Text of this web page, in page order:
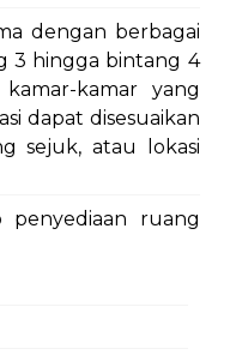
dengan berbagai
3 hingga bintang 4
kamar yang
dapat disesuaikan
sejuk, atau lokasi
ruang